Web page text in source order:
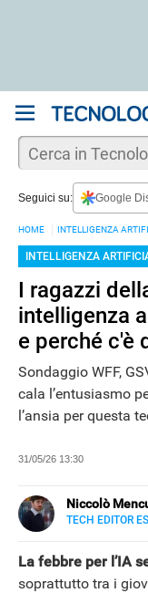
Seguici su: Google
HOME INTELLIGENZA
INTELLIGENZA
I ragazzi
intelligenza
e perché c'è
Sondaggio WFF,
cala l’entusiasmo
l’ansia per questa
31/05/26 13:30
Niccolò
TECH EDITOR
LINKEDIN
testate e siti
novità dell'IA.
La febbre per l’IA
soprattutto tra i